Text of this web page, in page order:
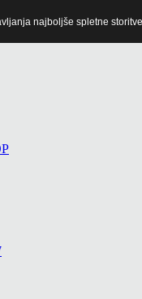
najboljše spletne